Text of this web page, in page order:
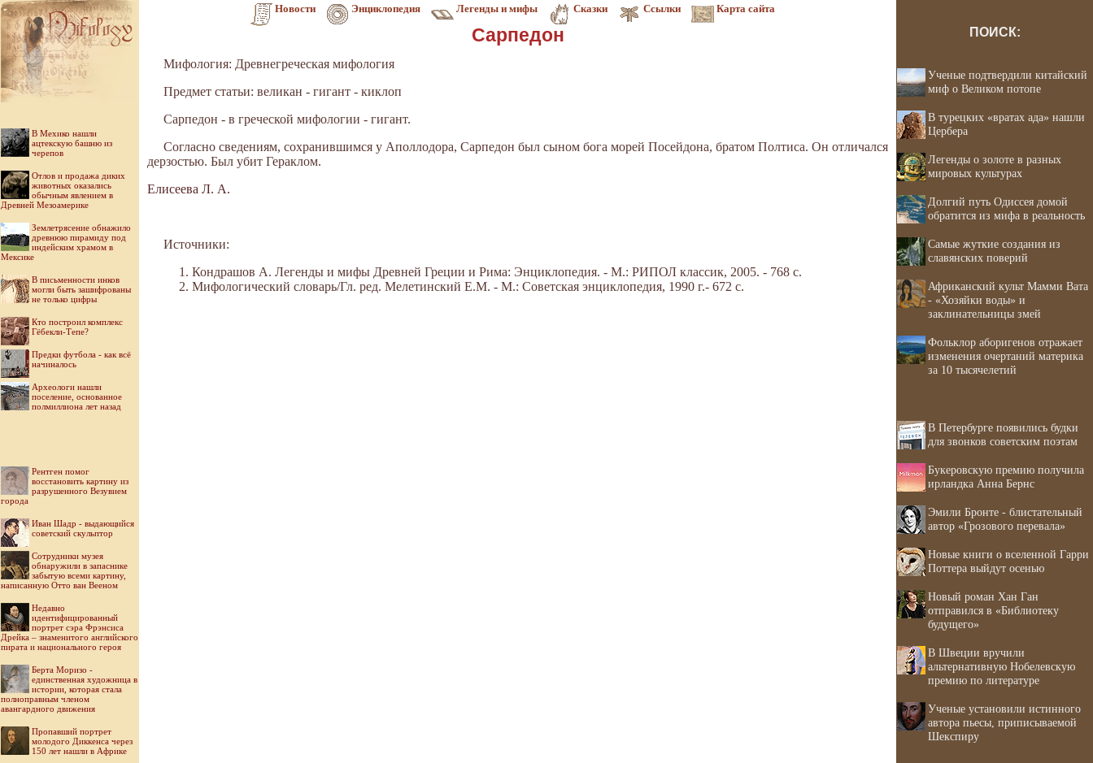
Новости Энциклопедия Легенды и мифы Сказки Ссылки Карта сайта
В Мехико нашли
ацтекскую башню из
черепов
Отлов и продажа диких
животных оказались
обычным явлением в
Древней Мезоамерике
Землетрясение обнажило
древнюю пирамиду под
индейским храмом в
Мексике
В письменности инков
могли быть зашифрованы
не только цифры
Кто построил комплекс
Гёбекли-Тепе?
Предки футбола - как всё
начиналось
Археологи нашли
поселение, основанное
полмиллиона лет назад
Рентген помог
восстановить картину из
разрушенного Везувием
города
Иван Шадр - выдающийся
советский скульптор
Cотрудники музея
обнаружили в запаснике
забытую всеми картину,
написанную Отто ван Вееном
Недавно
идентифицированный
портрет сэра Фрэнсиса
Дрейка – знаменитого английского
пирата и национального героя
Берта Моризо -
единственная художница в
истории, которая стала
полноправным членом
авангардного движения
Пропавший портрет
молодого Диккенса через
150 лет нашли в Африке
Сарпедон
Мифология: Древнегреческая мифология
Предмет статьи: великан - гигант - киклоп
Сарпедон - в греческой мифологии - гигант.
Согласно сведениям, сохранившимся у Аполлодора, Сарпедон был сыном бога морей Посейдона, братом Полтиса. Он отличался
дерзостью. Был убит Гераклом.
Елисеева Л. А.
Источники:
Кондрашов А. Легенды и мифы Древней Греции и Рима: Энциклопедия. - М.: РИПОЛ классик, 2005. - 768 с.
Мифологический словарь/Гл. ред. Мелетинский Е.М. - М.: Советская энциклопедия, 1990 г.- 672 с.
ПОИСК:
Ученые подтвердили китайский
миф о Великом потопе
В турецких «вратах ада» нашли
Цербера
Легенды о золоте в разных
мировых культурах
Долгий путь Одиссея домой
обратится из мифа в реальность
Самые жуткие создания из
славянских поверий
Африканский культ Мамми Вата
- «Хозяйки воды» и
заклинательницы змей
Фольклор аборигенов отражает
изменения очертаний материка
за 10 тысячелетий
В Петербурге появились будки
для звонков советским поэтам
Букеровскую премию получила
ирландка Анна Бернс
Эмили Бронте - блистательный
автор «Грозового перевала»
Новые книги о вселенной Гарри
Поттера выйдут осенью
Новый роман Хан Ган
отправился в «Библиотеку
будущего»
В Швеции вручили
альтернативную Нобелевскую
премию по литературе
Ученые установили истинного
автора пьесы, приписываемой
Шекспиру